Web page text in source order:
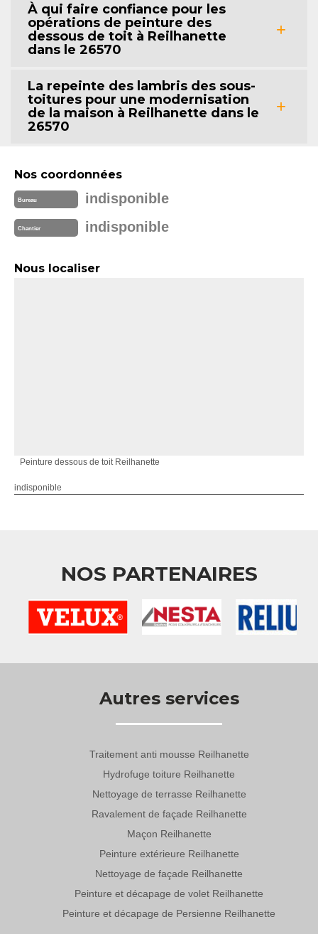
À qui faire confiance pour les
opérations de peinture des
dessous de toit à Reilhanette
dans le 26570
La repeinte des lambris des sous-
toitures pour une modernisation
de la maison à Reilhanette dans le
26570
Nos coordonnées
Bureau indisponible
Chantier indisponible
Nous localiser
Peinture dessous de toit Reilhanette
indisponible
NOS PARTENAIRES
Autres services
Traitement anti mousse Reilhanette
Hydrofuge toiture Reilhanette
Nettoyage de terrasse Reilhanette
Ravalement de façade Reilhanette
Maçon Reilhanette
Peinture extérieure Reilhanette
Nettoyage de façade Reilhanette
Peinture et décapage de volet Reilhanette
Peinture et décapage de Persienne Reilhanette